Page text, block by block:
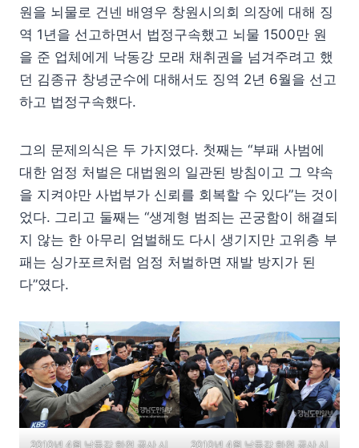
원을 뇌물로 건넨 배영우 창원시의회 의장에 대해 징
역 1년을 선고하면서 법정구속했고 뇌물 1500만 원
을 준 업체에게 낙동강 모래 채취권을 넘겨주려고 했
던 김종규 창녕군수에 대해서도 징역 2년 6월을 선고
하고 법정구속했다.
그의 문제의식은 두 가지였다. 첫째는 “부패 사범에
대한 엄정 처벌은 대법원의 일관된 방침이고 그 약속
을 지켜야만 사법부가 신뢰를 회복할 수 있다”는 것이
었다. 그리고 둘째는 “생계형 범죄는 곤궁함이 해결되
지 않는 한 아무리 엄벌해도 다시 생기지만 고위층 부
패는 싱가포르처럼 엄정 처벌하면 재발 방지가 된
다”였다.
2010년 4월 낙동강 하천 공사 시 2010년 4월 낙동강 하천 공사 시